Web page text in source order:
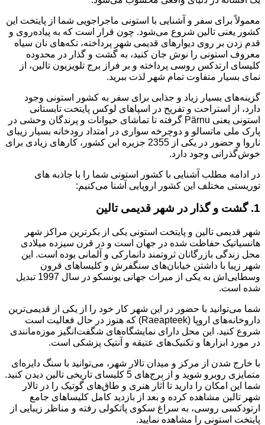
معمولاً برای سفر و آشنایی با استونی ماجراجویی شما از پایتخت این
کشور یعنی تالین شروع می‌شود. چون قرار است که به پیاده‌روی و
قدم زدن بر روی دیوارهای قدیمی شهر پرداخته، تکه‌های نان سیاه
معروف استونی را نوش جان کنید، به گشت و گذار در محدوده
کلیسای ارتدکس روسی پرداخته و بر فراز برج تلویزیون تالین، از
نمای بسیار متفاوت تمام شهر لذت ببرید.
گزینه‌های بسیار زیاد و جذابی برای سفر به کشور استونی وجود
دارد، از استراحت و تفریح در اسپاهای لوکس پایتخت تابستانی
استونی یعنی Pärnu گرفته تا تماشای حیوانات و پرندگان وحشی در
پارک ملی ماتسالو و دوچرخه سواری در امتداد رودخانه بسیار زیبای
ناروا و حضور در یکی از 2355 جزیره این کشور، کارهای زیادی برای
خوش‌گذرانی وجود دارد.
در ادامه مطلب آشنایی با کشور استونی شما را با جاذبه های
توریستی مختلف این کشور اروپایی آشنا می‌کنیم:
1. گشت و گذار در شهر قدیمی تالین
شهر قدیمی تالین و پایتخت استونی یکی از بکرترین مراکز شهر
هانسیاتیک حفاظت شده در جهان است و در قرن سیزده میلادی
محل زندگی بازرگانان ثروتمند دانمارکی و آلمانی بوده است. این
شهر زیبا با داشتن خیابان‌های سنگفرش و کلیساهای قرون
وسطایی‌اش به یکی از میراث جهانی یونسکو در سال 1997 تبدیل
شده است.
شما می‌توانید با حضور در این شهر کار خود را از یکی از قدیمی‌ترین
داروخانه‌های اروپا (Raeapteek) که هنوز در حال فعالیت است
شروع کنید. این محل دارای نمایشگاه‌های شگفت‌انگیز موزه‌مانندی
در مورد ابزارها و تکنیک‌های عتیقه و آنتیک پزشکی است.
با خارج شدن از مرکز و میدان تالار شهر، می‌توانید با سنگ دایره‌ای
متمایزی روبرو شوید و از برج‌های 5 کلیسای تاریخی تالین دیدن کنید.
شما این امکان را دارید تا آثار هنری و طاق‌های گوتیک را در تالار
شهر تالین مشاهده کرده و بعد از بازدید کامل کلیساهای جامع
ارتودکسی روسی، به سراغ سکوی پاتکولی رفته و مناظر زیبایی از
پایتخت استونی را مشاهده نمایید.